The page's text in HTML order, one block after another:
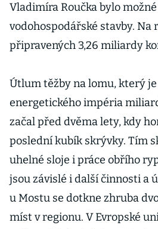
Vladimíra Roučka bylo
vodohospodářské stavby.
připravených 3,26 miliardy
Útlum těžby na lomu, který
energetického impéria
začal před dvěma lety, kdy
poslední kubík skrývky. Tím
uhelné sloje i práce obřího
jsou závislé i další činnosti a
u Mostu se dotkne zhruba
míst v regionu. V Evropské